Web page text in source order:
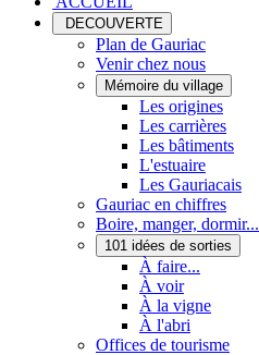
DECOUVERTE
Plan de Gauriac
Venir chez nous
Mémoire du village
Les origines
Les carrières
Les bâtiments
L'estuaire
Les Gauriacais
Gauriac en chiffres
Boire, manger, dormir...
101 idées de sorties
À faire...
À voir
À la vigne
À l'abri
Offices de tourisme